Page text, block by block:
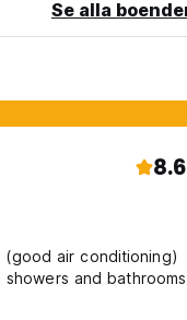
Se alla
8.6
air conditioning)
and bathrooms